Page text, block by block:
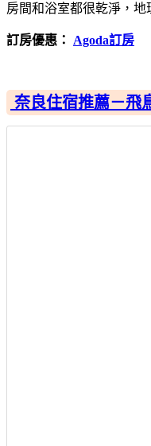
房間和浴室都很乾淨，地
訂房優惠： Agoda訂房
奈良住宿推薦－飛